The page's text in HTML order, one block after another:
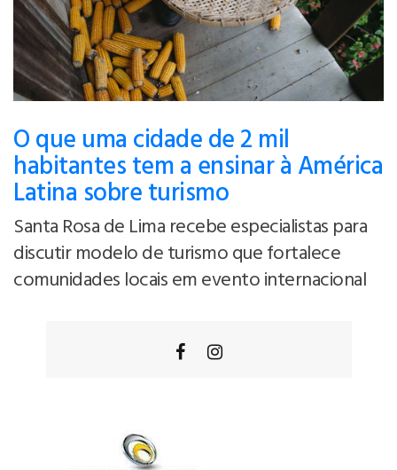
O que uma cidade de 2 mil
habitantes tem a ensinar à América
Latina sobre turismo
Santa Rosa de Lima recebe especialistas para
discutir modelo de turismo que fortalece
comunidades locais em evento internacional